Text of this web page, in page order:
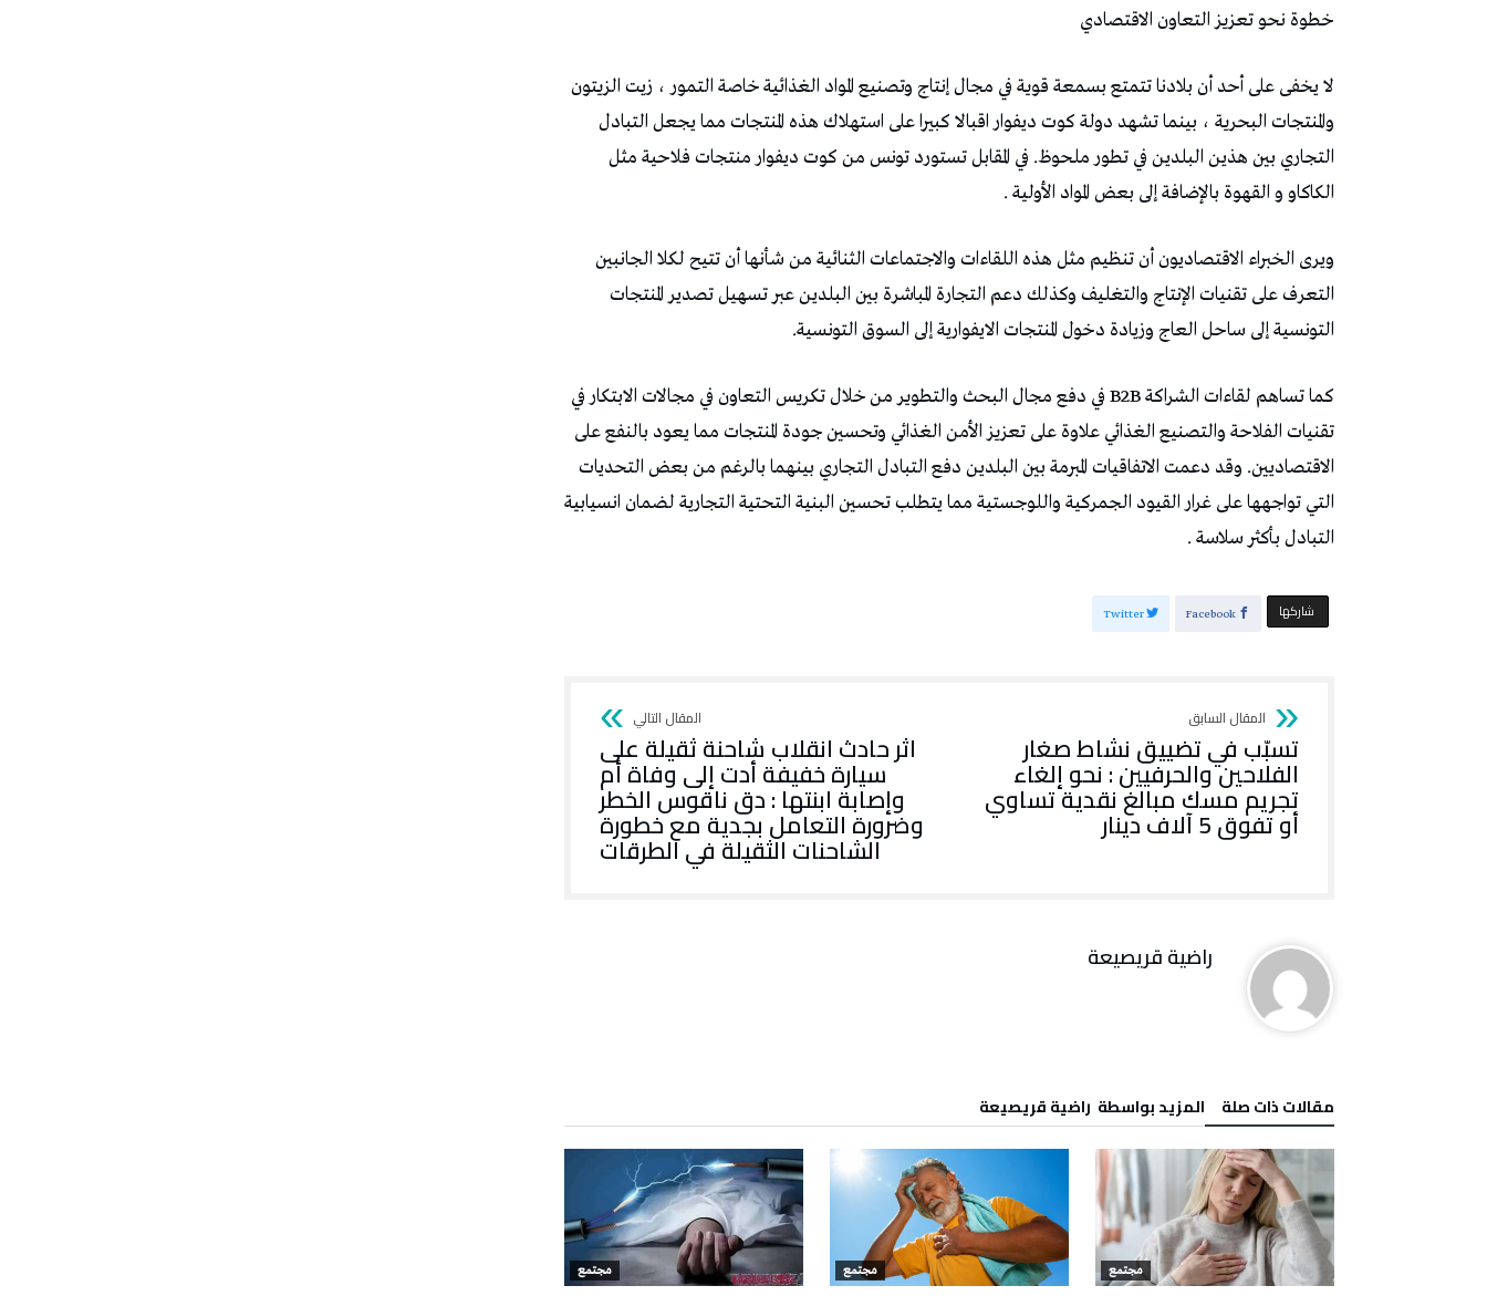
خطوة نحو تعزيز التعاون الاقتصادي
لا يخفى على أحد أن بلادنا تتمتع بسمعة قوية في مجال إنتاج وتصنيع المواد الغذائية خاصة التمور ، زيت الزيتون
والمنتجات البحرية ، بينما تشهد دولة كوت ديفوار اقبالا كبيرا على استهلاك هذه المنتجات مما يجعل التبادل
التجاري بين هذين البلدين في تطور ملحوظ. في المقابل تستورد تونس من كوت ديفوار منتجات فلاحية مثل
الكاكاو و القهوة بالإضافة إلى بعض المواد الأولية .
ويرى الخبراء الاقتصاديون أن تنظيم مثل هذه اللقاءات والاجتماعات الثنائية من شأنها أن تتيح لكلا الجانبين
التعرف على تقنيات الإنتاج والتغليف وكذلك دعم التجارة المباشرة بين البلدين عبر تسهيل تصدير المنتجات
التونسية إلى ساحل العاج وزيادة دخول المنتجات الايفوارية إلى السوق التونسية.
كما تساهم لقاءات الشراكة B2B في دفع مجال البحث والتطوير من خلال تكريس التعاون في مجالات الابتكار في
تقنيات الفلاحة والتصنيع الغذائي علاوة على تعزيز الأمن الغذائي وتحسين جودة المنتجات مما يعود بالنفع على
الاقتصاديين. وقد دعمت الاتفاقيات المبرمة بين البلدين دفع التبادل التجاري بينهما بالرغم من بعض التحديات
التي تواجهها على غرار القيود الجمركية واللوجستية مما يتطلب تحسين البنية التحتية التجارية لضمان انسيابية
التبادل بأكثر سلاسة .
‫‫ شاركها‬ Facebook
Twitter
تسبّب في تضييق نشاط صغار
الفلاحين والحرفيين : نحو إلغاء
تجريم مسك مبالغ نقدية تساوي
أو تفوق 5 آلاف دينار
اثر حادث انقلاب شاحنة ثقيلة على
سيارة خفيفة أدت إلى وفاة أم
وإصابة ابنتها : دق ناقوس الخطر
وضرورة التعامل بجدية مع خطورة
الشاحنات الثقيلة في الطرقات
راضية قريصيعة
‫مقالات ذات صلة‬ ‫‫المزيد بواسطة‬ ‬ راضية قريصيعة
مجتمع مجتمع مجتمع